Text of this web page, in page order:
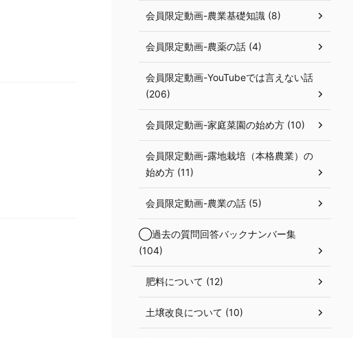
会員限定動画-農業基礎知識 (8)
会員限定動画-農薬の話 (4)
会員限定動画-YouTubeでは言えない話
(206)
会員限定動画-家庭菜園の始め方 (10)
会員限定動画-露地栽培（本格農業）の
始め方 (11)
会員限定動画-農業の話 (5)
◯過去の質問回答バックナンバー集
(104)
肥料について (12)
土壌改良について (10)